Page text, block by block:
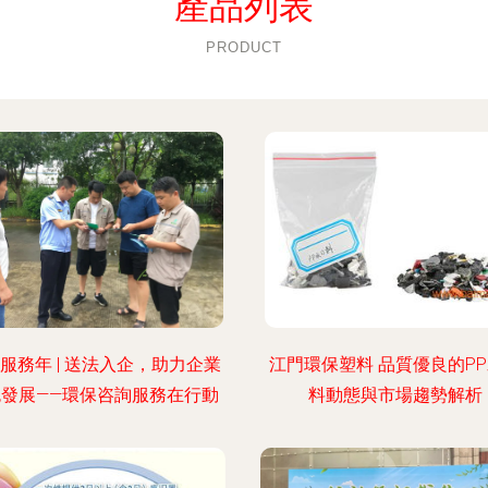
PRODUCT
務年 | 送法入企，助力企業
展——環保咨詢服務在行動
江門環保塑料 品質優良的
料動態與市場趨勢解析